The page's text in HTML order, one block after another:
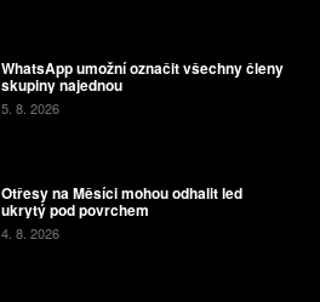
WhatsApp umožní označit všechny členy
skupiny najednou
5. 8. 2026
Otřesy na Měsíci mohou odhalit led
ukrytý pod povrchem
4. 8. 2026